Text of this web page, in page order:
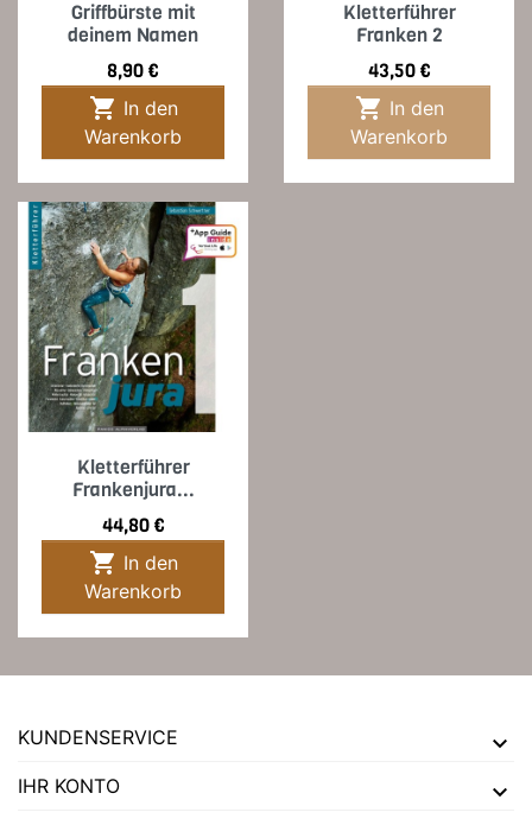
Griffbürste mit
deinem Namen
Preis
8,90 €

Warenkorb
Kletterführer
Franken 2
Preis
43,50 €

Warenkorb
Kletterführer
Frankenjura...
Preis
44,80 €

Warenkorb
KUNDENSERVICE
IHR KONTO